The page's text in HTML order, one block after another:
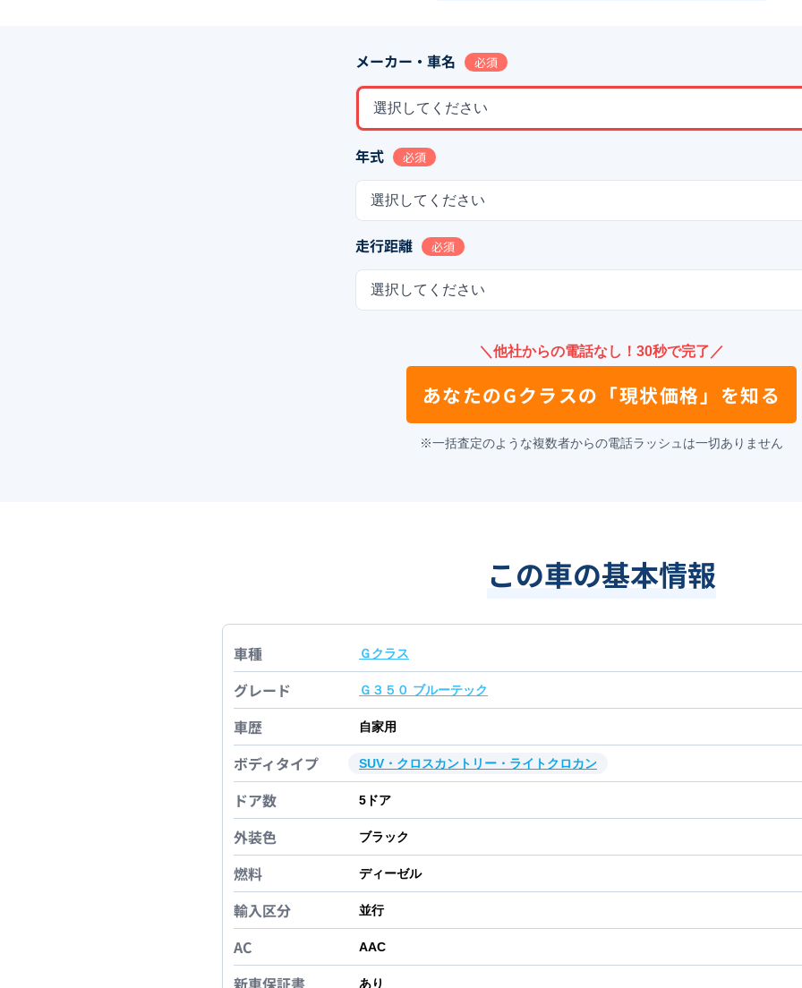
メーカー・車名 必須
選択してください
年式 必須
選択してください
走行距離 必須
選択してください
＼他社からの電話なし！30秒で完了／
あなたのGクラスの 「現状価格」を知る
※一括査定のような複数者からの電話ラッシュは一切ありません
この車の基本情報
車種 Ｇクラス
グレード Ｇ３５０ ブルーテック
車歴 自家用
ボディタイプ SUV・クロスカントリー・ライトクロカン
ドア数 5 ドア
外装色 ブラック
燃料 ディーゼル
輸入区分 並行
AC AAC
新車保証書 あり